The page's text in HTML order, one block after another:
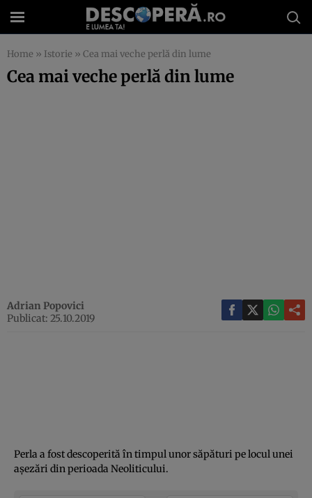
Home » Istorie » Cea mai veche perlă din lume
Cea mai veche perlă din lume
Adrian Popovici
Publicat: 25.10.2019
Perla a fost descoperită în timpul unor săpături pe locul unei
aşezări din perioada Neoliticului.